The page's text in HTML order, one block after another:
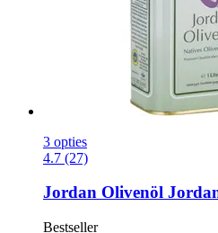
3 opties
4.7 (27)
Jordan Olivenöl
Bestseller